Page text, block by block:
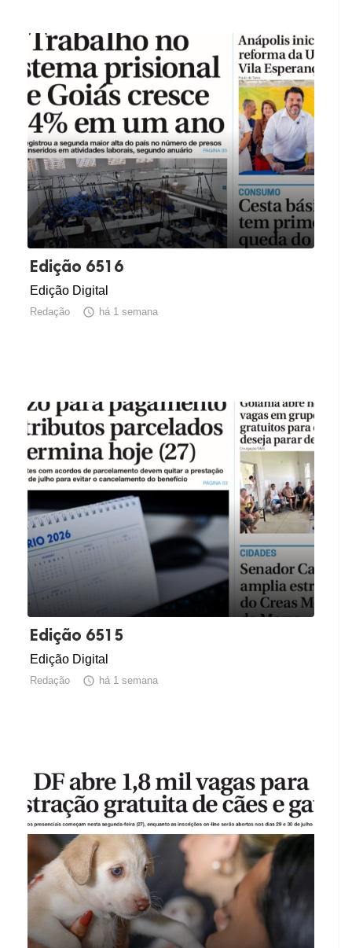
Edição 6516
Edição Digital
Redação  há 1 semana
Edição 6515
Edição Digital
Redação  há 1 semana